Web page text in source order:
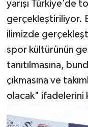
yarışı Türkiye’de
gerçekleştiriliyor.
ilimizde
spor kültürünün
tanıtılmasına,
çıkmasına ve
olacak" ifadelerini